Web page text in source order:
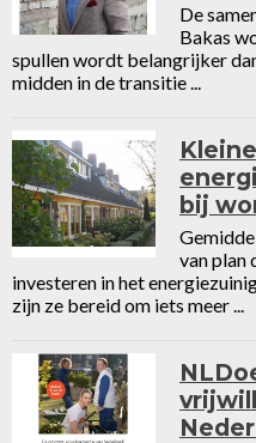
De
Bakas
spullen wordt belangrijker
midden in de transitie ...
bij
van plan
investeren in het
zijn ze bereid om iets meer ...